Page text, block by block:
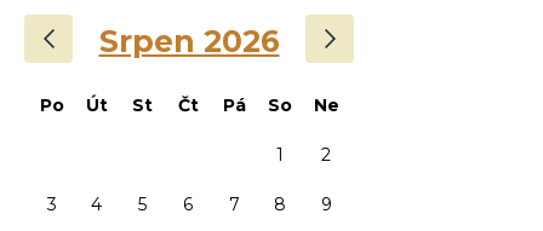
Srpen 2026 ›
Po Út St Čt Pá So Ne
1 2
3 4 5 6 7 8 9